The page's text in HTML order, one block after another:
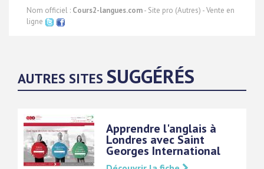
Nom officiel : Cours2-langues.com- Site pro (Autres) - Vente en
ligne
AUTRES SITES SUGGÉRÉS
Apprendre l'anglais à
Londres avec Saint
Georges International